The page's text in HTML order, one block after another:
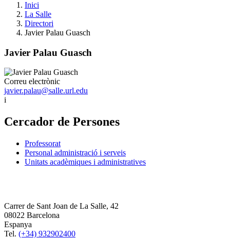
Inici
La Salle
Directori
Javier Palau Guasch
Javier Palau Guasch
Correu electrònic
javier.palau@salle.url.edu
i
Cercador de Persones
Professorat
Personal administració i serveis
Unitats acadèmiques i administratives
Carrer de Sant Joan de La Salle, 42
08022 Barcelona
Espanya
Tel. (+34) 932902400